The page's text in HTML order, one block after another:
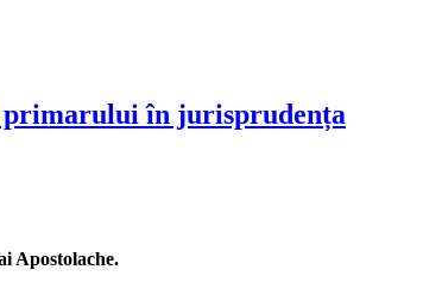
primarului în jurisprudența
Apostolache.